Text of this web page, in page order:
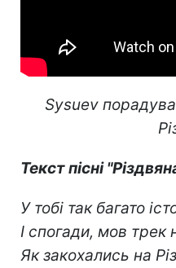
Sysuev
Текст пісні
У тобі так багато
І спогади, мов трек
Як закохались на